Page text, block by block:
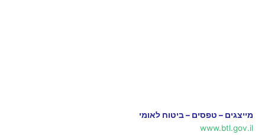
מייצגים – טפסים – ביטוח לאומי
www.btl.gov.il